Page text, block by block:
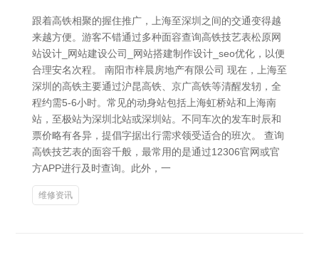
跟着高铁相聚的握住推广，上海至深圳之间的交通变得越
来越方便。游客不错通过多种面容查询高铁技艺表松原网
站设计_网站建设公司_网站搭建制作设计_seo优化，以便
合理安名次程。 南阳市梓晨房地产有限公司 现在，上海至
深圳的高铁主要通过沪昆高铁、京广高铁等清醒发轫，全
程约需5-6小时。常见的动身站包括上海虹桥站和上海南
站，至极站为深圳北站或深圳站。不同车次的发车时辰和
票价略有各异，提倡字据出行需求领受适合的班次。 查询
高铁技艺表的面容千般，最常用的是通过12306官网或官
方APP进行及时查询。此外，一
维修资讯